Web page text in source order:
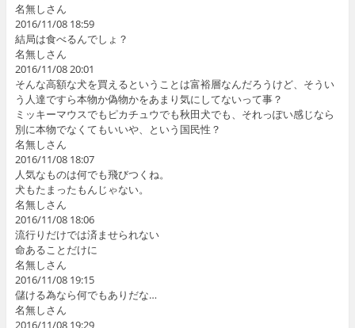
名無しさん
2016/11/08 18:59
結局は食べるんでしょ？
名無しさん
2016/11/08 20:01
そんな高額な犬を買えるということは富裕層なんだろうけど、そうい
う人達ですら本物か偽物かをあまり気にしてないって事？
ミッキーマウスでもピカチュウでも秋田犬でも、それっぽい感じなら
別に本物でなくてもいいや、という国民性？
名無しさん
2016/11/08 18:07
人気なものは何でも飛びつくね。
犬もたまったもんじゃない。
名無しさん
2016/11/08 18:06
流行りだけでは済ませられない
命あることだけに
名無しさん
2016/11/08 19:15
儲ける為なら何でもありだな…
名無しさん
2016/11/08 19:29